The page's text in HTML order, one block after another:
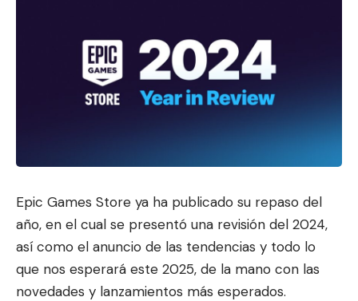
Epic Games Store ya ha publicado su repaso del
año, en el cual se presentó una revisión del 2024,
así como el anuncio de las tendencias y todo lo
que nos esperará este 2025, de la mano con las
novedades y lanzamientos más esperados.